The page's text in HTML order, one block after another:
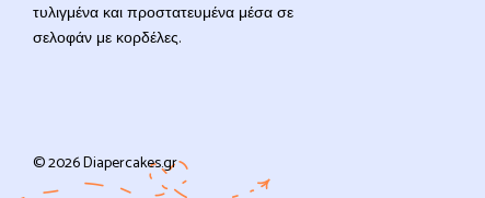
τυλιγμένα και προστατευμένα μέσα σε
σελοφάν με κορδέλες.
© 2026 Diapercakes.gr